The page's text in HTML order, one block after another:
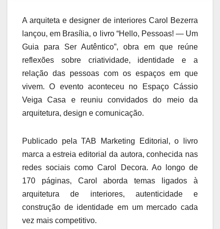
A arquiteta e designer de interiores Carol Bezerra
lançou, em Brasília, o livro “Hello, Pessoas! — Um
Guia para Ser Autêntico”, obra em que reúne
reflexões sobre criatividade, identidade e a
relação das pessoas com os espaços em que
vivem. O evento aconteceu no Espaço Cássio
Veiga Casa e reuniu convidados do meio da
arquitetura, design e comunicação.
Publicado pela TAB Marketing Editorial, o livro
marca a estreia editorial da autora, conhecida nas
redes sociais como Carol Decora. Ao longo de
170 páginas, Carol aborda temas ligados à
arquitetura de interiores, autenticidade e
construção de identidade em um mercado cada
vez mais competitivo.